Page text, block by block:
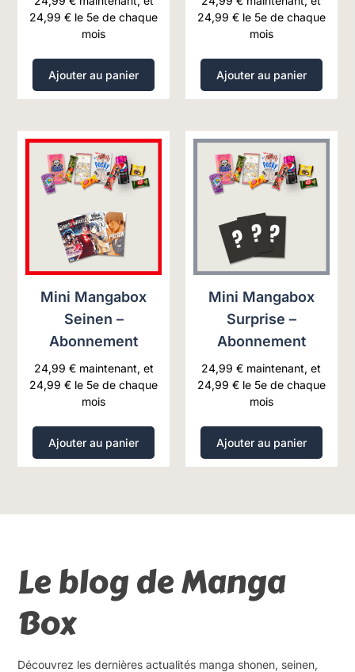
24,99€ le 5e de chaque
mois
Ajouter au panier
24,99 € le 5e de chaque
mois
Ajouter au panier
Mini Mangabox
Seinen –
Abonnement
24,99 € maintenant, et
24,99€ le 5e de chaque
mois
Ajouter au panier
Mini Mangabox
Surprise –
Abonnement
24,99€ maintenant, et
24,99 € le 5e de chaque
mois
Ajouter au panier
Le blog de Manga
Box
Découvrez les dernières actualités manga shonen, seinen,